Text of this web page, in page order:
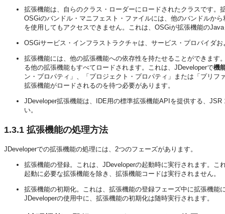
拡張機能は、自らのクラス・ローダーにロードされたクラスです
OSGiのバンドル・マニフェスト・ファイルには、他のバンドルか
を使用してもアクセスできません。これは、OSGiが拡張機能の
OSGiサービス・インフラストラクチャは、サービス・プロバイダ
拡張機能には、他の拡張機能への依存性を持たせることができま
る他の拡張機能もすべてロードされます。これは、 JDeveloperで機
ン・プロパティ」、「プロジェクト・プロパティ」または「プリ
拡張機能がロードされるのを待つ必要があります。
JDeveloper拡張機能は、IDE用の標準拡張機能APIを提供する、JSR
い。
1.3.1 拡張機能の処理方法
JDeveloperでの拡張機能の処理には、2つのフェーズがあります。
拡張機能の登録。これは、 JDeveloperの起動時に実行されます。こ
起動に必要な拡張機能を除き、拡張機能コードは実行されません。
拡張機能の初期化。これは、拡張機能の登録フェーズ中に拡張機
JDeveloperの使用中に、拡張機能の初期化は随時実行されます。